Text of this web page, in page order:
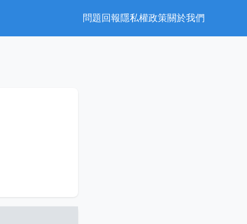
問題回報隱私權政策關於我們